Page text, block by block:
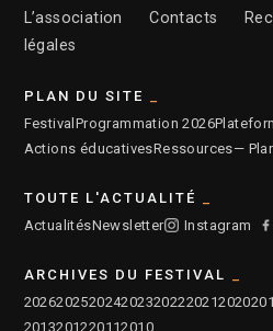
L’association
Contacts
légales
PLAN DU SITE
Festival Programmation 2026
Actions éducativesRessources—
TOUTE L'ACTUALITÉ
ActualitésNewsletter Instagram
ARCHIVES DU FESTIVAL
2026202520242023202220212020
2013201220112010